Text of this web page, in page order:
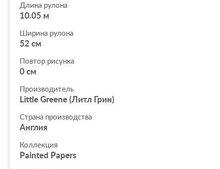
Длина рулона
10.05 м
Ширина рулона
52 см
Повтор рисунка
0 см
Производитель
Little Greene (Литл Грин)
Страна производства
Англия
Коллекция
Painted Papers